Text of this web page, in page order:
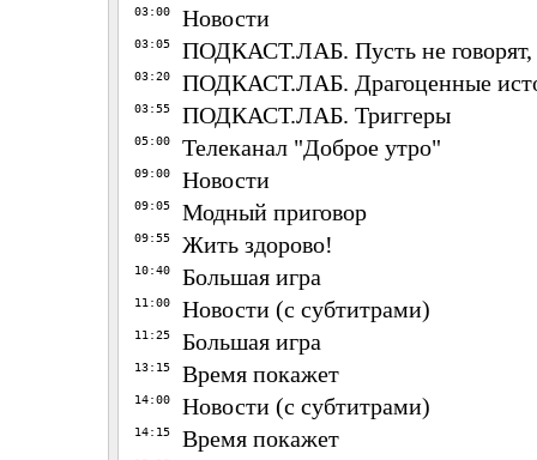
03:00 Новости
03:05 ПОДКАСТ.ЛАБ. Пусть не говорят,
03:20 ПОДКАСТ.ЛАБ. Драгоценные
03:55 ПОДКАСТ.ЛАБ. Триггеры
05:00 Телеканал "Доброе утро"
09:00 Новости
09:05 Модный приговор
09:55 Жить здорово!
10:40 Большая игра
11:00 Новости (с субтитрами)
11:25 Большая игра
13:15 Время покажет
14:00 Новости (с субтитрами)
14:15 Время покажет